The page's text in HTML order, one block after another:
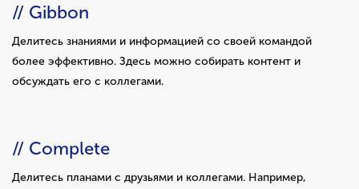
// Gibbon
Делитесь знаниями и информацией со своей командой
более эффективно. Здесь можно собирать контент и
обсуждать его с коллегами.
// Complete
Делитесь планами с друзьями и коллегами. Например,